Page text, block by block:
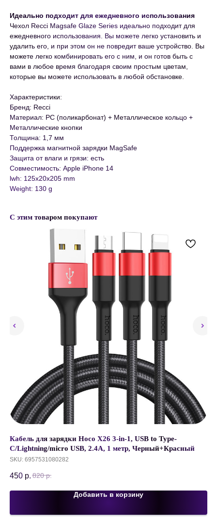
Идеально подходит для ежедневного использования
Чехол Recci Magsafe Glaze Series идеально подходит для
ежедневного использования. Вы можете легко установить и
удалить его, и при этом он не повредит ваше устройство. Вы
можете легко комбинировать его с ним, и он готов быть с
вами в любое время благодаря своим простым цветам,
которые вы можете использовать в любой обстановке.
Характеристики:
Бренд: Recci
Материал: PC (поликарбонат) + Металлическое кольцо +
Металлические кнопки
Толщина: 1,7 мм
Поддержка магнитной зарядки MagSafe
Защита от влаги и грязи: есть
Совместимость: Apple iPhone 14
lwh: 125x20x205 mm
Weight: 130 g
С этим товаром покупают
Кабель для зарядки Hoco X26 3-in-1, USB to Type-
C/Lightning/micro USB, 2.4A, 1 метр, Черный+Красный
SKU: 6957531080282
450 р. 820 р.
Добавить в корзину